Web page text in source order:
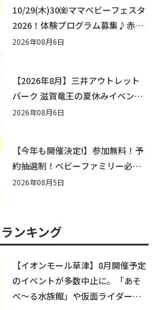
10/29(木)30㈮ママベビーフェスタ
2026！体験プログラム募集♪赤ち
ゃん向けイベントに出演しません
2026年08月6日
【2026年8月】三井アウトレット
パーク 滋賀竜王の夏休みイベント
まとめ！びしょぬれ水あそび・激
2026年08月6日
【今年も開催決定!】参加無料！予
約抽選制！ベビーファミリー必見
☆入場無料☆10/29(木)30(金)ママ
2026年08月5日
ンキング
【イオンモール草津】8月開催予定
のイベントが多数中止に。「あそ
べ〜る水族館」や仮面ライダーシ